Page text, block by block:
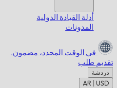
أدلة القيادة الدولية
المدونات
في الوقت المحدد، مضمون.
تقديم طلب
دردشة
AR | USD